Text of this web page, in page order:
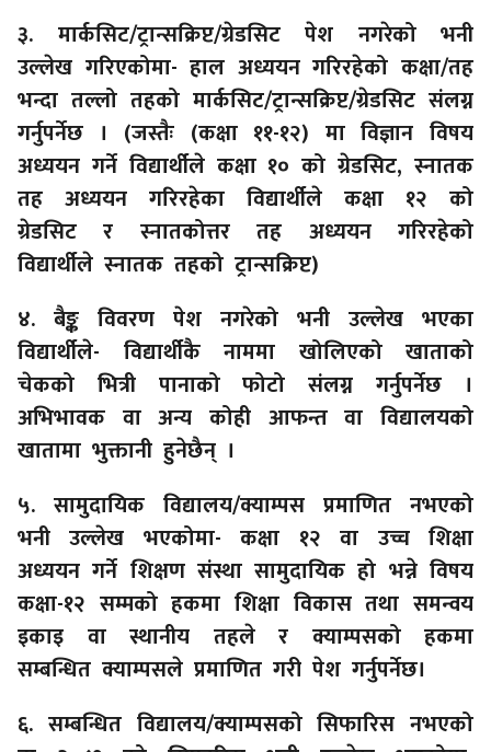
३. मार्कसिट/ट्रान्सक्रिप्ट/ग्रेडसिट पेश नगरेको भनी
उल्लेख गरिएकोमा- हाल अध्ययन गरिरहेको कक्षा/तह
भन्दा तल्लो तहको मार्कसिट/ट्रान्सक्रिप्ट/ग्रेडसिट संलग्न
गर्नुपर्नेछ । (जस्तैः (कक्षा ११-१२) मा विज्ञान विषय
अध्ययन गर्ने विद्यार्थीले कक्षा १० को ग्रेडसिट, स्नातक
तह अध्ययन गरिरहेका विद्यार्थीले कक्षा १२ को
ग्रेडसिट र स्नातकोत्तर तह अध्ययन गरिरहेको
विद्यार्थीले स्नातक तहको ट्रान्सक्रिप्ट)
४. बैङ्क विवरण पेश नगरेको भनी उल्लेख भएका
विद्यार्थीले- विद्यार्थीकै नाममा खोलिएको खाताको
चेकको भित्री पानाको फोटो संलग्न गर्नुपर्नेछ ।
अभिभावक वा अन्य कोही आफन्त वा विद्यालयको
खातामा भुक्तानी हुनेछैन् ।
५. सामुदायिक विद्यालय/क्याम्पस प्रमाणित नभएको
भनी उल्लेख भएकोमा- कक्षा १२ वा उच्च शिक्षा
अध्ययन गर्ने शिक्षण संस्था सामुदायिक हो भन्ने विषय
कक्षा-१२ सम्मको हकमा शिक्षा विकास तथा समन्वय
इकाइ वा स्थानीय तहले र क्याम्पसको हकमा
सम्बन्धित क्याम्पसले प्रमाणित गरी पेश गर्नुपर्नेछ।
६. सम्बन्धित विद्यालय/क्याम्पसको सिफारिस नभएको